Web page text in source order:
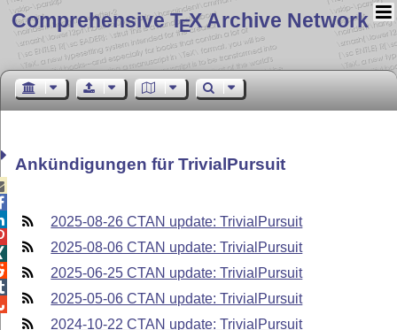
Comprehensive TEX Archive Network
Ankündigungen für TrivialPursuit
2025-08-26 CTAN update: TrivialPursuit
2025-08-06 CTAN update: TrivialPursuit
2025-06-25 CTAN update: TrivialPursuit
2025-05-06 CTAN update: TrivialPursuit
2024-10-22 CTAN update: TrivialPursuit